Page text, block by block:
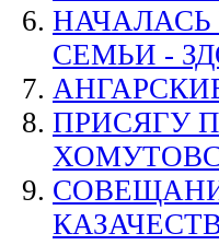
НАЧАЛАСЬ
СЕМЬИ -
ПРИСЯГУ